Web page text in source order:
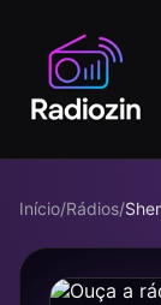
Início/Rádios/